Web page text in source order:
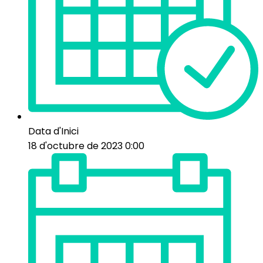
Data d'Inici
18 d'octubre de 2023 0:00